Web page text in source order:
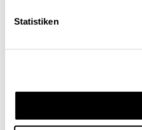
Statistiken